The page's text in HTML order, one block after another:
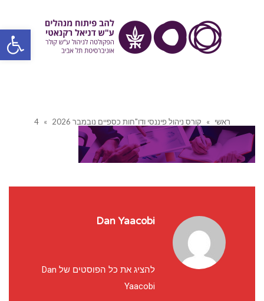
פתח
ראשי » קורס ניהול פיננסי ודו"חות כספיים נובמבר 2026 »
4
Dan Yaacobi
להציג את כל הפוסטים של Dan
Yaacobi